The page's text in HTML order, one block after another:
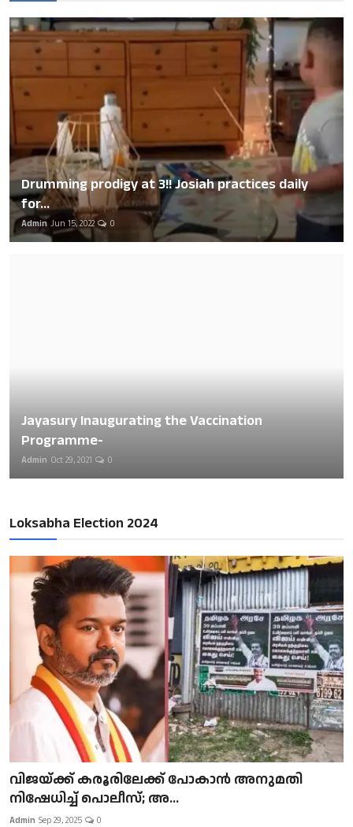
Drumming prodigy at 3!! Josiah practices daily
for...
Admin Jun 15, 2022 0
Jayasury Inaugurating the Vaccination
Programme-
Admin Oct 29, 2021 0
Loksabha Election 2024
വിജയ്ക്ക് കരൂരിലേക്ക് പോകാൻ അനുമതി
നിഷേധിച്ച് പൊലീസ്; അ...
Admin Sep 29, 2025 0